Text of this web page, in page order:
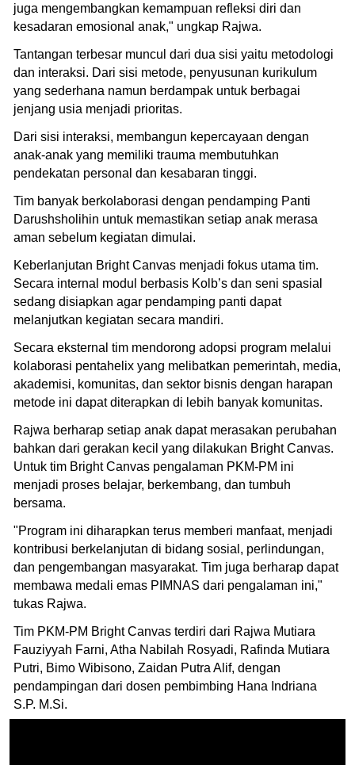
juga mengembangkan kemampuan refleksi diri dan
kesadaran emosional anak," ungkap Rajwa.
Tantangan terbesar muncul dari dua sisi yaitu metodologi
dan interaksi. Dari sisi metode, penyusunan kurikulum
yang sederhana namun berdampak untuk berbagai
jenjang usia menjadi prioritas.
Dari sisi interaksi, membangun kepercayaan dengan
anak-anak yang memiliki trauma membutuhkan
pendekatan personal dan kesabaran tinggi.
Tim banyak berkolaborasi dengan pendamping Panti
Darushsholihin untuk memastikan setiap anak merasa
aman sebelum kegiatan dimulai.
Keberlanjutan Bright Canvas menjadi fokus utama tim.
Secara internal modul berbasis Kolb’s dan seni spasial
sedang disiapkan agar pendamping panti dapat
melanjutkan kegiatan secara mandiri.
Secara eksternal tim mendorong adopsi program melalui
kolaborasi pentahelix yang melibatkan pemerintah, media,
akademisi, komunitas, dan sektor bisnis dengan harapan
metode ini dapat diterapkan di lebih banyak komunitas.
Rajwa berharap setiap anak dapat merasakan perubahan
bahkan dari gerakan kecil yang dilakukan Bright Canvas.
Untuk tim Bright Canvas pengalaman PKM-PM ini
menjadi proses belajar, berkembang, dan tumbuh
bersama.
"Program ini diharapkan terus memberi manfaat, menjadi
kontribusi berkelanjutan di bidang sosial, perlindungan,
dan pengembangan masyarakat. Tim juga berharap dapat
membawa medali emas PIMNAS dari pengalaman ini,"
tukas Rajwa.
Tim PKM-PM Bright Canvas terdiri dari Rajwa Mutiara
Fauziyyah Farni, Atha Nabilah Rosyadi, Rafinda Mutiara
Putri, Bimo Wibisono, Zaidan Putra Alif, dengan
pendampingan dari dosen pembimbing Hana Indriana
S.P. M.Si.